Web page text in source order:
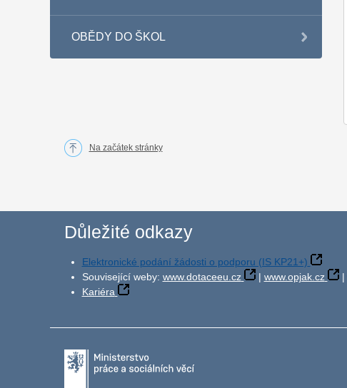
OBĚDY DO ŠKOL
Na začátek stránky
Důležité odkazy
Elektronické podání žádosti o podporu (IS KP21+)
Související weby: www.dotaceeu.cz | www.opjak.cz |
Kariéra